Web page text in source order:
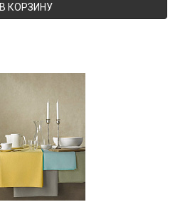
В КОРЗИНУ